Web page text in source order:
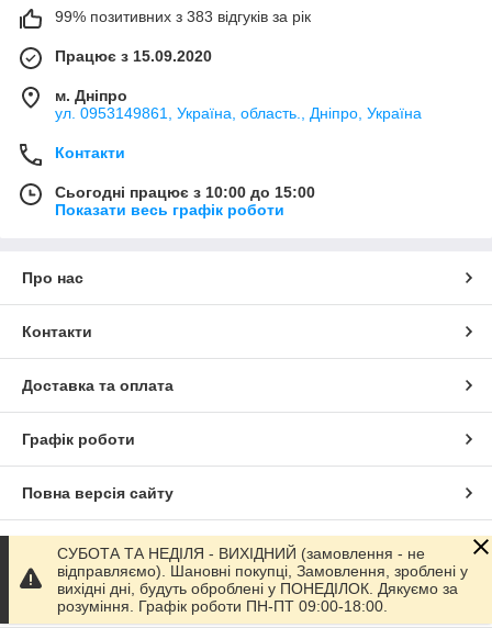
99% позитивних з 383 відгуків за рік
Працює з 15.09.2020
м. Дніпро
ул. 0953149861, Україна, область., Дніпро, Україна
Контакти
Сьогодні працює з 10:00 до 15:00
Показати весь графік роботи
Про нас
Контакти
Доставка та оплата
Графік роботи
Повна версія сайту
Сайт створено на маркетплейсіProm.ua
Політика конфіденційності
СУБОТА ТА НЕДІЛЯ - ВИХІДНИЙ (замовлення - не
відправляємо). Шановні покупці, Замовлення, зроблені у
вихідні дні, будуть оброблені у ПОНЕДІЛОК. Дякуємо за
розуміння. Графік роботи ПН-ПТ 09:00-18:00.